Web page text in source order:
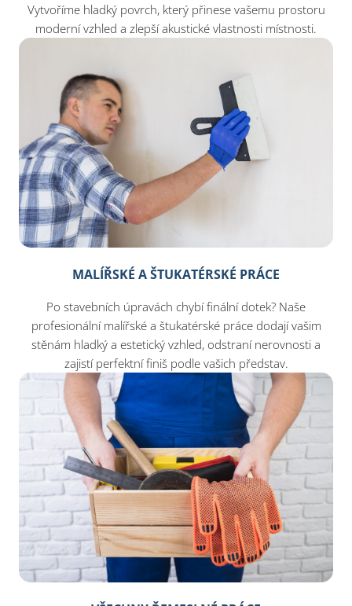
Vytvoříme hladký povrch, který přinese vašemu prostoru
moderní vzhled a zlepší akustické vlastnosti místnosti.
MALÍŘSKÉ A ŠTUKATÉRSKÉ PRÁCE
Po stavebních úpravách chybí finální dotek? Naše
profesionální malířské a štukatérské práce dodají vašim
stěnám hladký a estetický vzhled, odstraní nerovnosti a
zajistí perfektní finiš podle vašich představ.